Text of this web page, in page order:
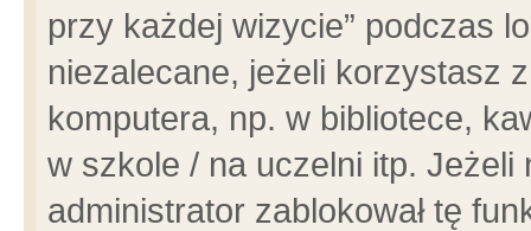
przy każdej wizycie” podczas
niezalecane, jeżeli korzystasz
komputera, np. w bibliotece,
w szkole / na uczelni itp.
administrator zablokował tę